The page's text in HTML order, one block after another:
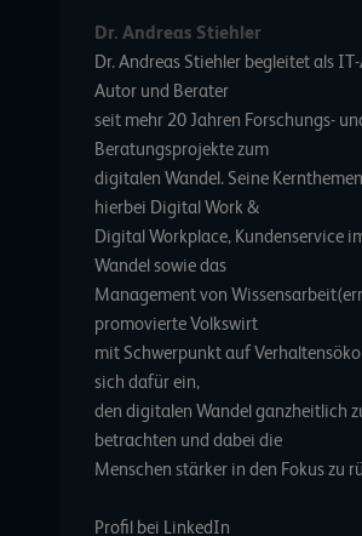
Dr. Andreas Stiehler
Dr. Andreas Stiehler begleitet als
Autor und Berater
seit mehr 20 Jahren Forschungs-
Beratungsprojekte zum
digitalen Wandel. Seine
hierbei Digital Work &
Digital Workplace, Kundenservice
Wandel sowie das
Management von
promovierte Volkswirt
mit Schwerpunkt auf
sich dafür ein,
den digitalen Wandel ganzheitlich
betrachten und dabei die
Menschen stärker in den Fokus zu
Profil bei LinkedIn